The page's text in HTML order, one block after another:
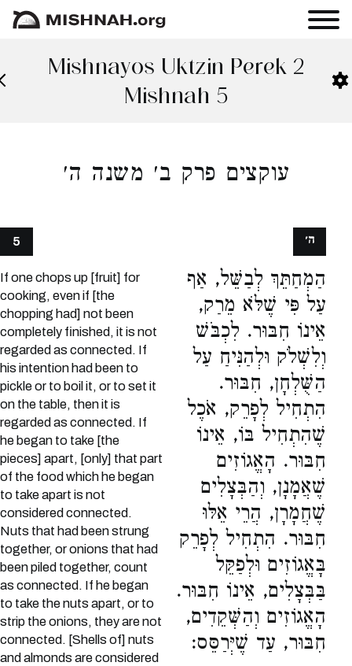
Mishnayos Uktzin Perek 2
Mishnah 5
עוקצים פרק ב׳ משנה ה׳
5
If one chops up [fruit] for
cooking, even if [the
chopping had] not been
completely finished, it is not
regarded as connected. If
his intention had been to
pickle or to boil it, or to set it
on the table, then it is
regarded as connected. If
he began to take [the
pieces] apart, [only] that part
of the food which he began
to take apart is not
considered connected.
Nuts that had been strung
together, or onions that had
been piled together, count
as connected. If he began
to take the nuts apart, or to
strip the onions, they are not
connected. [Shells of] nuts
and almonds are considered
הַמְחַתֵּךְ לְבַשֵּׁל, אַף
עַל פִּי שֶׁלֹּא מֵרַק,
אֵינוֹ חִבּוּר. לִכְבֹּשׁ
וְלִשְׁלֹק וּלְהַנִּיחַ עַל
הַשֻּׁלְחָן, חִבּוּר.
הִתְחִיל לְפָרֵק, אֹכֶל
שֶׁהִתְחִיל בּוֹ, אֵינוֹ
חִבּוּר. הָאֱגוֹזִים
שֶׁאֲמָנָן, וְהַבְּצָלִים
שֶׁחֲמָרָן, הֲרֵי אֵלּוּ
חִבּוּר. הִתְחִיל לְפָרֵק
בָּאֱגוֹזִים וּלְפַקֵּל
בַּבְּצָלִים, אֵינוֹ חִבּוּר.
הָאֱגוֹזִים וְהַשְּׁקֵדִים,
חִבּוּר, עַד שֶׁיְּרַסֵּס:
ה׳